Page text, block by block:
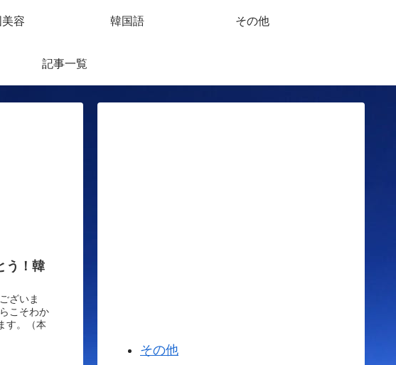
容 韓国語 その他
記事一覧
う！韓
ざいま
こそわか
す。（本
その他